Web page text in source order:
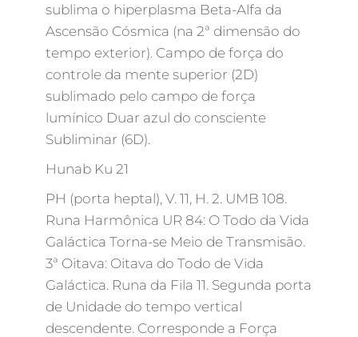
sublima o hiperplasma Beta-Alfa da
Ascensão Cósmica (na 2ª dimensão do
tempo exterior). Campo de força do
controle da mente superior (2D)
sublimado pelo campo de força
lumínico Duar azul do consciente
Subliminar (6D).
Hunab Ku 21
PH (porta heptal), V. 11, H. 2. UMB 108.
Runa Harmônica UR 84: O Todo da Vida
Galáctica Torna-se Meio de Transmisão.
3ª Oitava: Oitava do Todo de Vida
Galáctica. Runa da Fila 11. Segunda porta
de Unidade do tempo vertical
descendente. Corresponde a Força